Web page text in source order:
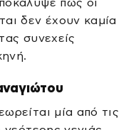
δεν έχουν καμία
συνεχείς
μία από τις